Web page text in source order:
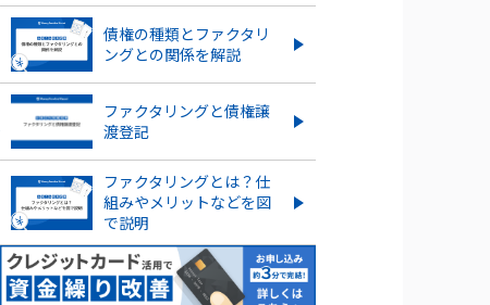
債権の種類とファクタリ
ングとの関係を解説
ファクタリングと債権譲
渡登記
ファクタリングとは？仕
組みやメリットなどを図
で説明